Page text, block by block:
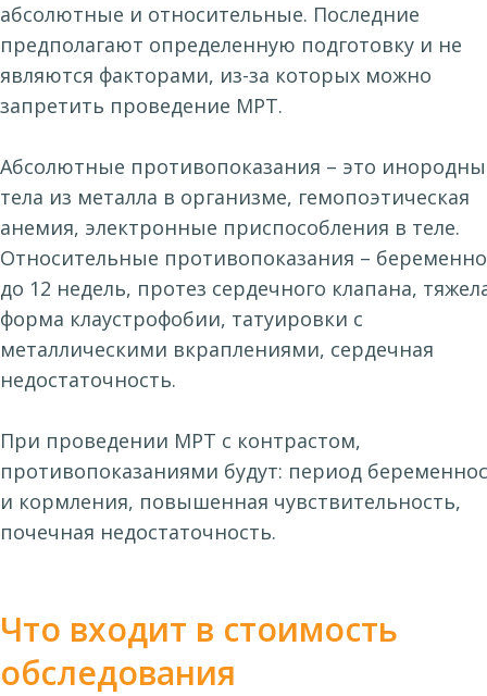
абсолютные и относительные. Последние
предполагают определенную подготовку и не
являются факторами, из-за которых можно
запретить проведение МРТ.
Абсолютные противопоказания – это
тела из металла в организме, гемопоэтическая
анемия, электронные приспособления в теле.
Относительные противопоказания –
до 12 недель, протез сердечного клапана,
форма клаустрофобии, татуировки с
металлическими вкраплениями, сердечная
недостаточность.
При проведении МРТ с контрастом,
противопоказаниями будут: период
и кормления, повышенная чувствительность,
почечная недостаточность.
Что входит в стоимость
обследования